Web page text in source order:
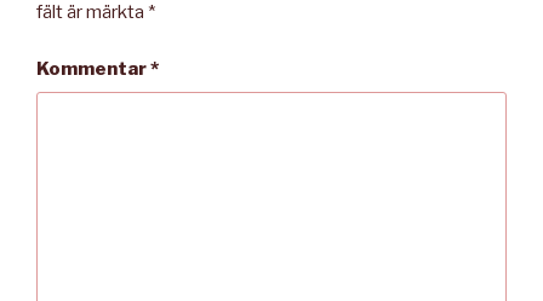
fält är märkta *
Kommentar*